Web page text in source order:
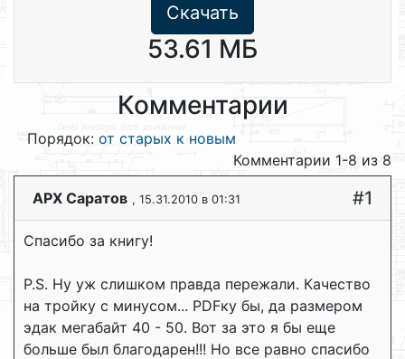
Скачать
53.61 МБ
Комментарии
Порядок: от старых к новым
Комментарии 1-8 из 8
АРХ Саратов , 15.31.2010 в 01:31 #1
Спасибо за книгу!
P.S. Ну уж слишком правда пережали. Качество
на тройку с минусом... PDFку бы, да размером
эдак мегабайт 40 - 50. Вот за это я бы еще
больше был благодарен!!! Но все равно спасибо